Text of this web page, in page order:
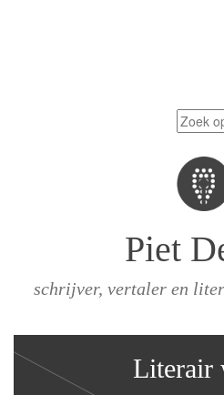
Piet
schrijver, vertaler en
Literair